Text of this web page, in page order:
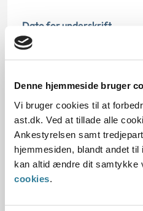
Denne hjemmeside bruger
Vi bruger cookies til at
ast.dk. Ved at tillade alle
Ankestyrelsen samt
hjemmesiden, blandt andet
kan altid ændre dit samtykke
cookies.
Dato for underskrift
15.09.1993
Offentliggørelsesdato
12.07.2013
Paragraf
§ 37 § 40